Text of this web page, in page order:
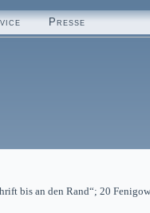
Presse
bis an den Rand“; 20